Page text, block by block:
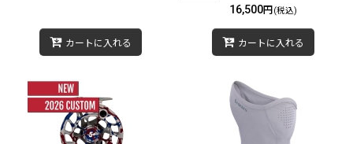
カートに入れる
16,500円 (税込)
カートに入れる